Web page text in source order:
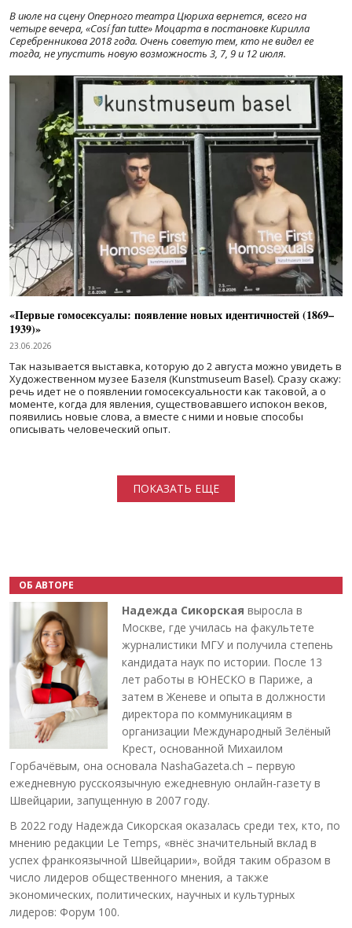
В июле на сцену Оперного театра Цюриха вернется, всего на
четыре вечера, «Cosí fan tutte» Моцарта в постановке Кирилла
Серебренникова 2018 года. Очень советую тем, кто не видел ее
тогда, не упустить новую возможность 3, 7, 9 и 12 июля.
«Первые гомосексуалы: появление новых идентичностей (1869–
1939)»
23.06.2026
Так называется выставка, которую до 2 августа можно увидеть в
Художественном музее Базеля (Kunstmuseum Basel). Сразу скажу:
речь идет не о появлении гомосексуальности как таковой, а о
моменте, когда для явления, существовавшего испокон веков,
появились новые слова, а вместе с ними и новые способы
описывать человеческий опыт.
ПОКАЗАТЬ ЕЩЕ
ОБ АВТОРЕ
Надежда Сикорская выросла в
Москве, где училась на факультете
журналистики МГУ и получила степень
кандидата наук по истории. После 13
лет работы в ЮНЕСКО в Париже, а
затем в Женеве и опыта в должности
директора по коммуникациям в
организации Международный Зелёный
Крест, основанной Михаилом
Горбачёвым, она основала NashaGazeta.ch – первую
ежедневную русскоязычную ежедневную онлайн-газету в
Швейцарии, запущенную в 2007 году.
В 2022 году Надежда Сикорская оказалась среди тех, кто, по
мнению редакции Le Temps, «внёс значительный вклад в
успех франкоязычной Швейцарии», войдя таким образом в
число лидеров общественного мнения, а также
экономических, политических, научных и культурных
лидеров: Форум 100.